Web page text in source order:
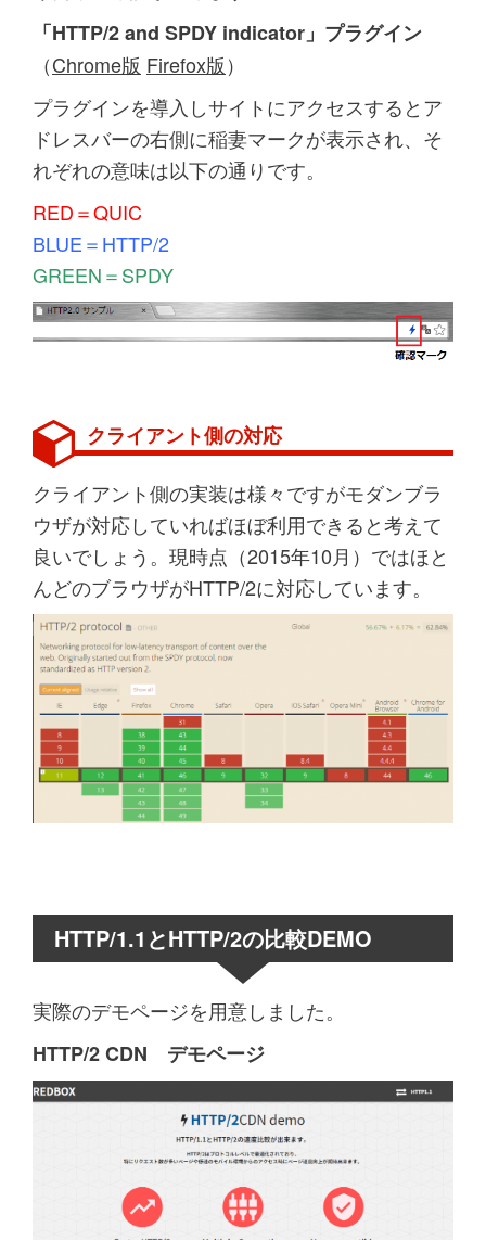
「HTTP/2 and SPDY indicator」プラグイン
（Chrome版 Firefox版）
プラグインを導入しサイトにアクセスするとア
ドレスバーの右側に稲妻マークが表示され、そ
れぞれの意味は以下の通りです。
RED＝QUIC
BLUE＝HTTP/2
GREEN＝SPDY
クライアント側の対応
クライアント側の実装は様々ですがモダンブラ
ウザが対応していればほぼ利用できると考えて
良いでしょう。現時点（2015年10月）ではほと
んどのブラウザがHTTP/2に対応しています。
HTTP/1.1とHTTP/2の比較DEMO
実際のデモページを用意しました。
HTTP/2 CDN デモページ